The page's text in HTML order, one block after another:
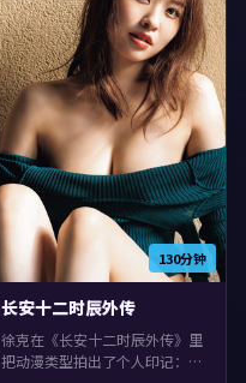
130分钟
长安十二时辰外传
徐克在《长安十二时辰外传》里
把动漫类型拍出了个人印记：故